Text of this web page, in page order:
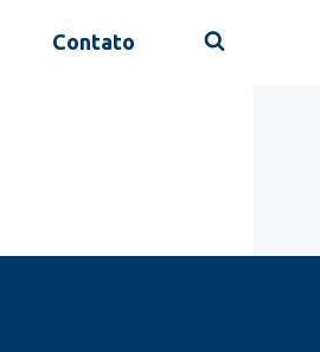
Contato